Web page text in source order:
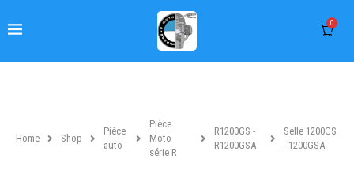
0
Home Shop
Pièce
auto
Pièce
Moto
série R
R1200GS -
R1200GSA
Selle 1200GS
- 1200GSA